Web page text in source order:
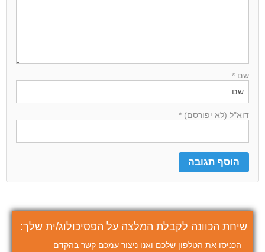
שם *
דוא"ל (לא יפורסם) *
שיחת הכוונה לקבלת המלצה על הפסיכולוג/ית שלך:
הכניסו את הטלפון שלכם ואנו ניצור עמכם קשר בהקדם